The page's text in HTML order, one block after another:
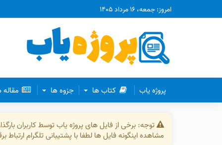
امروز: جمعه، ۱۶ مرداد ۱۴۰۵
پروژه یاب کتاب ها جزوه ها
توجه: برخی از فایل های پروژه یاب توسط کاربران
مشاهده اینگونه فایل ها لطفا با پشتیبانی تلگرام